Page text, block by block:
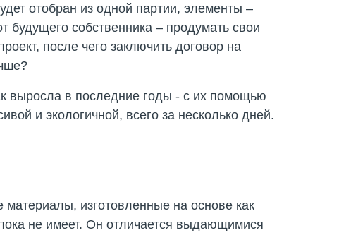
отобран из одной партии, элементы –
будущего собственника – продумать свои
после чего заключить договор на
выросла в последние годы - с их помощью
и экологичной, всего за несколько дней.
изготовленные на основе как
не имеет. Он отличается выдающимися